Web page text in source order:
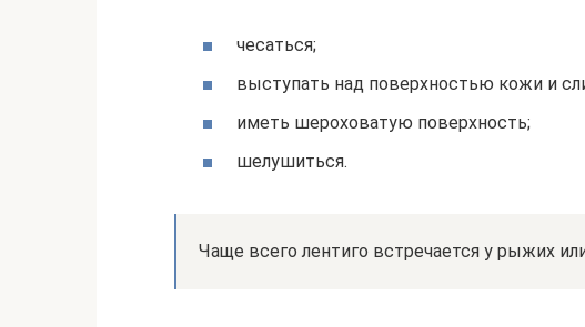
чесаться;
выступать над поверхностью кожи и
иметь шероховатую поверхность;
шелушиться.
Чаще всего лентиго встречается у рыжих